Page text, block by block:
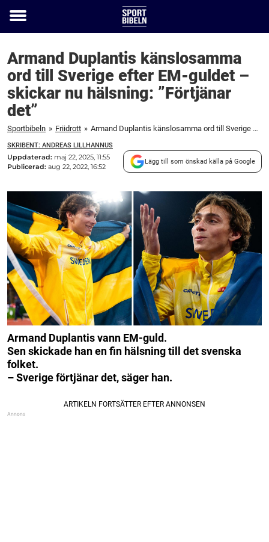
Toggle
Armand Duplantis känslosamma
ord till Sverige efter EM-guldet –
skickar nu hälsning: ”Förtjänar
det”
Sportbibeln » Friidrott » Armand Duplantis känslosamma ord till Sverige efter EM-guldet – skickar nu hälsning: ”Förtjänar det”
SKRIBENT: ANDREAS LILLHANNUS
Uppdaterad: maj 22, 2025, 11:55
Publicerad: aug 22, 2022, 16:52
Lägg till som önskad källa på Google
Armand Duplantis vann EM-guld.
Sen skickade han en fin hälsning till det svenska
folket.
– Sverige förtjänar det, säger han.